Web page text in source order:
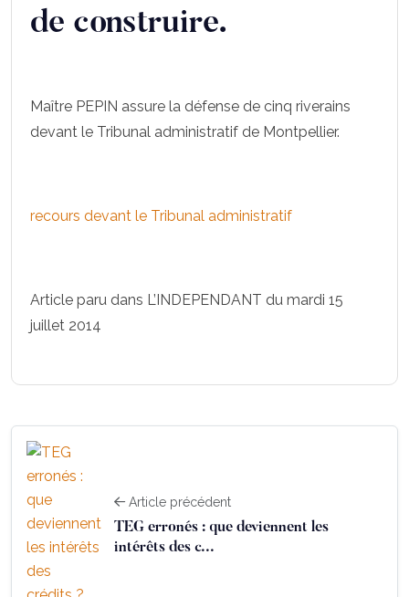
de construire.
Maître PEPIN assure la défense de cinq riverains
devant le Tribunal administratif de Montpellier.
recours devant le Tribunal administratif
Article paru dans L’INDEPENDANT du mardi 15
juillet 2014
Article précédent
TEG erronés : que deviennent les
intérêts des c...